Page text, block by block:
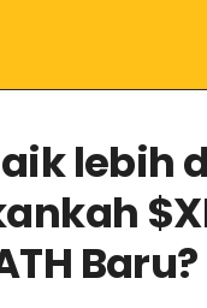
lebih
Baru?